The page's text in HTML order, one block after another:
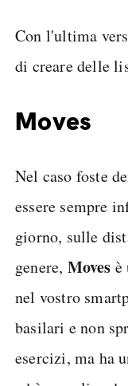
Con l'ultima
di creare delle
Moves
Nel caso foste
essere sempre
giorno, sulle
genere, Moves è
nel vostro
basilari e non
esercizi, ma ha